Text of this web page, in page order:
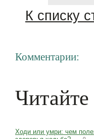
К списку
Комментарии:
Ходи или умри: чем